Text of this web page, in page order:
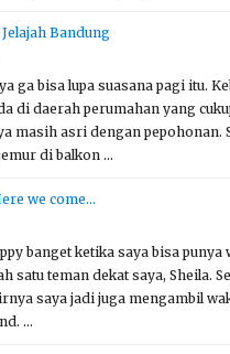
Bandung
ga bisa lupa suasana pagi itu.
di daerah perumahan yang
masih asri dengan pepohonan.
di balkon …
we come…
banget ketika saya bisa punya
satu teman dekat saya, Sheila.
saya jadi juga mengambil
…